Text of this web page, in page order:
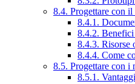
8.4. Progettare con
8.4.1.
8.4.2. Benefici
8.4.3. Risorse
8.4.4. Come
8.5. Progettare con i
8.5.1.